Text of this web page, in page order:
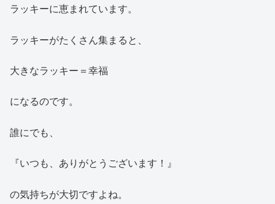
ラッキーに恵まれています。
ラッキーがたくさん集まると、
大きなラッキー＝幸福
になるのです。
誰にでも、
『いつも、ありがとうございます！』
の気持ちが大切ですよね。